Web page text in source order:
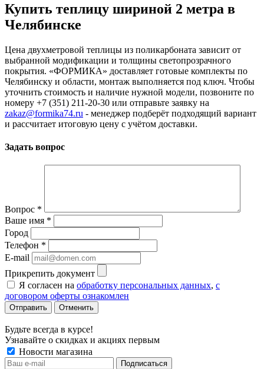
Купить теплицу шириной 2 метра в
Челябинске
Цена двухметровой теплицы из поликарбоната зависит от
выбранной модификации и толщины светопрозрачного
покрытия. «ФОРМИКА» доставляет готовые комплекты по
Челябинску и области, монтаж выполняется под ключ. Чтобы
уточнить стоимость и наличие нужной модели, позвоните по
номеру +7 (351) 211-20-30 или отправьте заявку на
zakaz@formika74.ru - менеджер подберёт подходящий вариант
и рассчитает итоговую цену с учётом доставки.
Задать вопрос
Вопрос *
Ваше имя *
Город
Телефон *
E-mail
Прикрепить документ
Я согласен на обработку персональных данных, с
договором оферты ознакомлен
Отменить
Будьте всегда в курсе!
Узнавайте о скидках и акциях первым
Новости магазина